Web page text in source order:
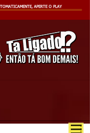
APERTE O PLAY